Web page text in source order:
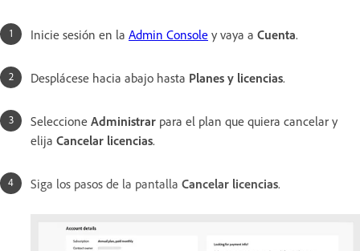
Inicie sesión en la Admin Console y vaya a Cuenta.
Desplácese hacia abajo hasta Planes y licencias.
Seleccione Administrar para el plan que quiera cancelar y
elija Cancelar licencias.
Siga los pasos de la pantalla Cancelar licencias.